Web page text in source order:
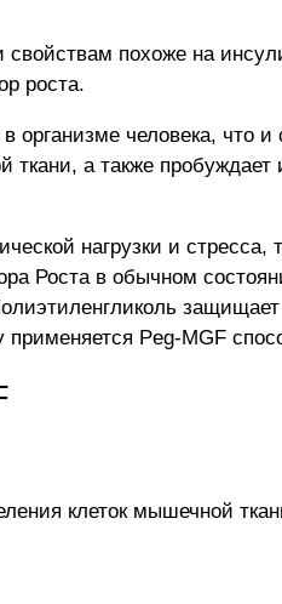
похоже на
роста.
человека, что и
а также пробуждает
нагрузки и стресса,
Роста в обычном
Peg-MGF
клеток мышечной